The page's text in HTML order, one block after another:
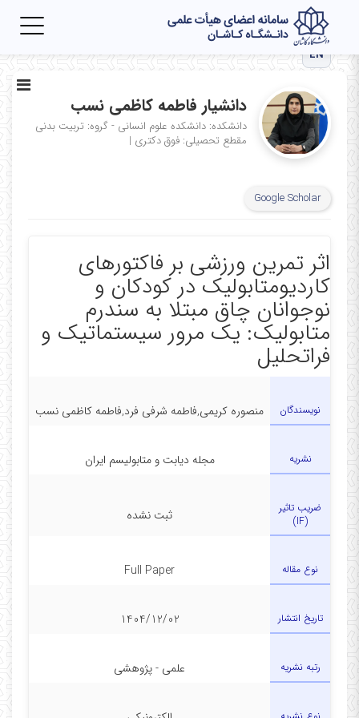
EN
دانشیار فاطمه کاظمی‌ نسب
دانشکده: دانشکده علوم انسانی - گروه: تربیت بدنی
مقطع تحصیلی: فوق دكتری |
Google Scholar
اثر تمرین ورزشی بر فاکتورهای
کاردیومتابولیک در کودکان و
نوجوانان چاق مبتلا به سندرم
متابولیک: یک مرور سیستماتیک و
فراتحلیل
نویسندگان منصوره کریمی,فاطمه شرفی فرد,فاطمه کاظمی نسب
نشریه مجله دیابت و متابولیسم ایران
ضریب تاثیر
(IF)
ثبت نشده
نوع مقاله Full Paper
تاریخ انتشار 1404/12/02
رتبه نشریه علمی - پژوهشی